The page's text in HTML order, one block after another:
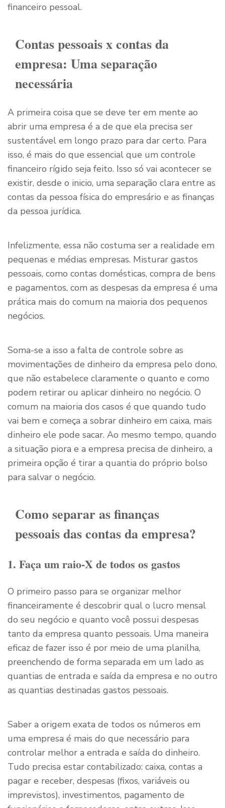
financeiro pessoal.
Contas pessoais x contas da
empresa: Uma separação
necessária
A primeira coisa que se deve ter em mente ao
abrir uma empresa é a de que ela precisa ser
sustentável em longo prazo para dar certo. Para
isso, é mais do que essencial que um controle
financeiro rígido seja feito. Isso só vai acontecer se
existir, desde o inicio, uma separação clara entre as
contas da pessoa física do empresário e as finanças
da pessoa jurídica.
Infelizmente, essa não costuma ser a realidade em
pequenas e médias empresas. Misturar gastos
pessoais, como contas domésticas, compra de bens
e pagamentos, com as despesas da empresa é uma
prática mais do comum na maioria dos pequenos
negócios.
Soma-se a isso a falta de controle sobre as
movimentações de dinheiro da empresa pelo dono,
que não estabelece claramente o quanto e como
podem retirar ou aplicar dinheiro no negócio. O
comum na maioria dos casos é que quando tudo
vai bem e começa a sobrar dinheiro em caixa, mais
dinheiro ele pode sacar. Ao mesmo tempo, quando
a situação piora e a empresa precisa de dinheiro, a
primeira opção é tirar a quantia do próprio bolso
para salvar o negócio.
Como separar as finanças
pessoais das contas da empresa?
1. Faça um raio-X de todos os gastos
O primeiro passo para se organizar melhor
financeiramente é descobrir qual o lucro mensal
do seu negócio e quanto você possui despesas
tanto da empresa quanto pessoais. Uma maneira
eficaz de fazer isso é por meio de uma planilha,
preenchendo de forma separada em um lado as
quantias de entrada e saída da empresa e no outro
as quantias destinadas gastos pessoais.
Saber a origem exata de todos os números em
uma empresa é mais do que necessário para
controlar melhor a entrada e saída do dinheiro.
Tudo precisa estar contabilizado: caixa, contas a
pagar e receber, despesas (fixos, variáveis ou
imprevistos), investimentos, pagamento de